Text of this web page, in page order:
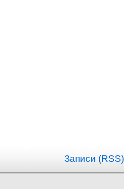
Записи (RSS)